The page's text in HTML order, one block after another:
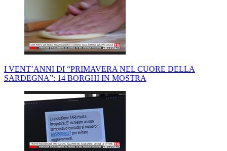
I VENT’ANNI DI “PRIMAVERA NEL CUORE DELLA
SARDEGNA”: 14 BORGHI IN MOSTRA